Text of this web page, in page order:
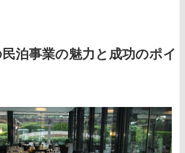
泊事業の魅力と成功のポイ